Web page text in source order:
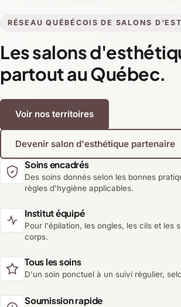
RÉSEAU QUÉBÉCOIS DE SALONS
Les salons
partout au Québec.
Voir nos territoires
Devenir salon d'esthétique partenaire
Soins encadrés
Des soins donnés selon les bonnes
règles d'hygiène applicables.
Institut équipé
Pour l'épilation, les ongles, les cils et les
corps.
Tous les soins
D'un soin ponctuel à un suivi régulier,
Soumission rapide